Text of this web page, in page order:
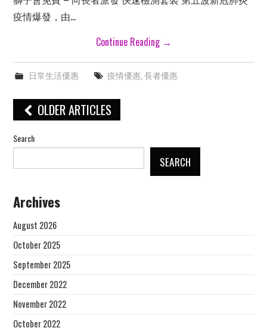
疫情爆發，由…
Continue Reading →
日常生活優惠 疫情優惠, 長者優惠
Post
navigation
OLDER ARTICLES
Search
SEARCH
Archives
August 2026
October 2025
September 2025
December 2022
November 2022
October 2022